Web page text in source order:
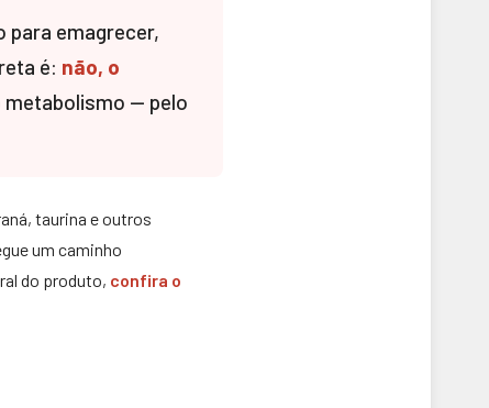
para emagrecer,
é: não, o
metabolismo — pelo
taurina e outros
um caminho
do produto, confira o